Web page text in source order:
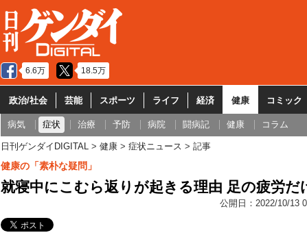
6.6万 18.5万
政治/社会 芸能 スポーツ ライフ 経済 健康 コミック
病気 症状 治療 予防 病院 闘病記 健康 コラム
日刊ゲンダイDIGITAL 健康 症状ニュース 記事
健康の「素朴な疑問」
就寝中にこむら返りが起きる理由 足の疲労だ
公開日： 2022/10/13